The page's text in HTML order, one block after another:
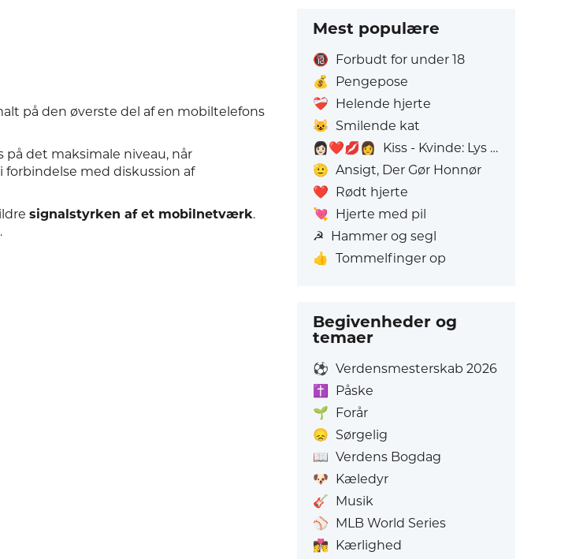
på den øverste del af en mobiltelefons
det maksimale niveau, når
med diskussion af
signalstyrken af et mobilnetværk.
Mest populære
🔞 Forbudt for under 18
💰
Pengepose
❤️‍🩹 Helende hjerte
😺 Smilende kat
👩🏻‍❤️‍💋‍👩
Kiss - Kvinde: Lys hudfarve, Kvinde: Uden Hudfarve
🫡 Ansigt, Der Gør Honnør
❤️ Rødt hjerte
💘 Hjerte med pil
☭ Hammer og segl
👍 Tommelfinger op
Begivenheder og
temaer
⚽ Verdensmesterskab 2026
✝️
Påske
🌱 Forår
😞 Sørgelig
📖 Verdens Bogdag
🐶 Kæledyr
🎸 Musik
⚾ MLB World Series
👩‍❤️‍💋‍👨 Kærlighed